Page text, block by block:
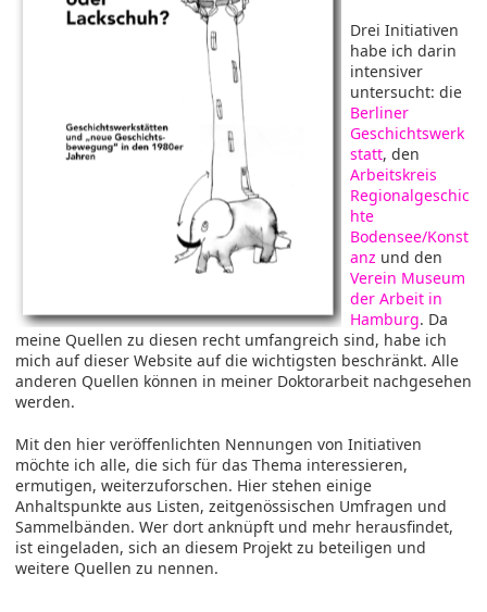
Drei Initiativen
habe ich darin
intensiver
untersucht: die
Berliner
Geschichtswerk
statt, den
Arbeitskreis
Regionalgeschic
hte
Bodensee/Konst
anz und den
Verein Museum
der Arbeit in
Hamburg. Da
meine Quellen zu diesen recht umfangreich sind, habe ich
mich auf dieser Website auf die wichtigsten beschränkt. Alle
anderen Quellen können in meiner Doktorarbeit nachgesehen
werden.
Mit den hier veröffenlichten Nennungen von Initiativen
möchte ich alle, die sich für das Thema interessieren,
ermutigen, weiterzuforschen. Hier stehen einige
Anhaltspunkte aus Listen, zeitgenössischen Umfragen und
Sammelbänden. Wer dort anknüpft und mehr herausfindet,
ist eingeladen, sich an diesem Projekt zu beteiligen und
weitere Quellen zu nennen.